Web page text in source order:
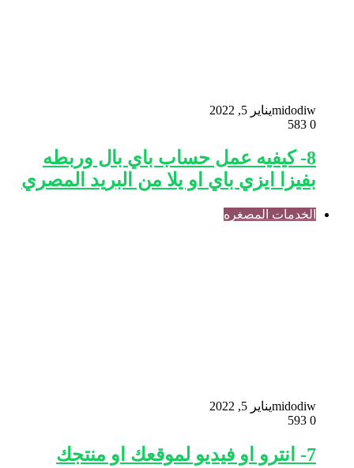
midodiwيناير 5, 2022
0
8- كيفيه عمل حساب باي بال وربطه
بفيزا ايزي باي او يلا من البريد المصري
الخدمات المصغره
midodiwيناير 5, 2022
0
7- انترو او فيديو لموقعك او منتجك